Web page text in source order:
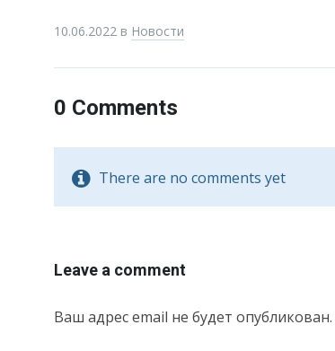
10.06.2022 в Новости
0 Comments
There are no comments yet
Leave a comment
Ваш адрес email не будет опубликован.